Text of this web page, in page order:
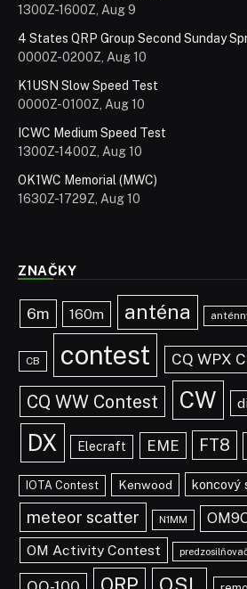
1300Z-1600Z, Aug 9
4 States QRP Group Second Sunday
0000Z-0200Z, Aug 10
K1USN Slow Speed Test
0000Z-0100Z, Aug 10
ICWC Medium Speed Test
1300Z-1400Z, Aug 10
OK1WC Memorial (MWC)
1630Z-1729Z, Aug 10
ZNAČKY
6m 160m anténa
CB contest CQ WPX
CQ WW Contest CW
DX Elecraft EME FT8
IOTA Contest Kenwood koncový
meteor scatter N1MM
OM Activity Contest